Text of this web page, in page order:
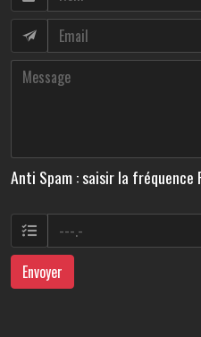
Anti Spam : saisir la fréquence
Envoyer